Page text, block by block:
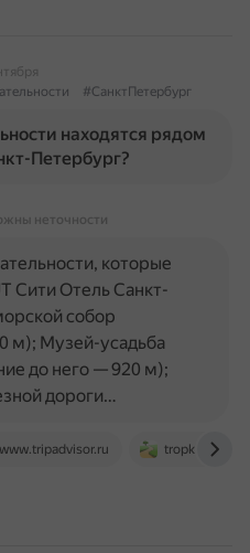
#СанктПетербург
находятся рядом
Петербург?
неточности
www.tripadvisor.ru tropki.ru
которые
Сити Отель Санкт-
собор
м); Музей-усадьба
до него — 920 м);
дороги…